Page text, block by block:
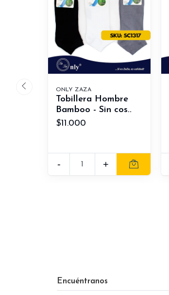
ONLY ZAZA
Tobillera Hombre
Bamboo - Sin cos..
$11.000
- +
Encuéntranos